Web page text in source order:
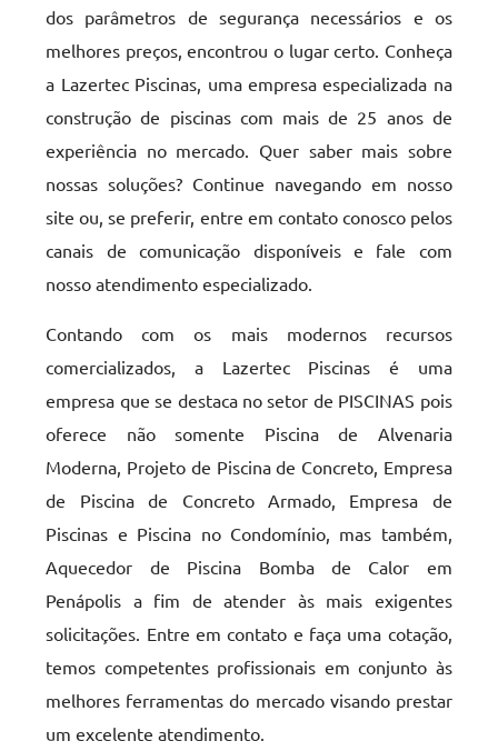
dos parâmetros de segurança necessários e os
melhores preços, encontrou o lugar certo. Conheça
a Lazertec Piscinas, uma empresa especializada na
construção de piscinas com mais de 25 anos de
experiência no mercado. Quer saber mais sobre
nossas soluções? Continue navegando em nosso
site ou, se preferir, entre em contato conosco pelos
canais de comunicação disponíveis e fale com
nosso atendimento especializado.
Contando com os mais modernos recursos
comercializados, a Lazertec Piscinas é uma
empresa que se destaca no setor de PISCINAS pois
oferece não somente Piscina de Alvenaria
Moderna, Projeto de Piscina de Concreto, Empresa
de Piscina de Concreto Armado, Empresa de
Piscinas e Piscina no Condomínio, mas também,
Aquecedor de Piscina Bomba de Calor em
Penápolis a fim de atender às mais exigentes
solicitações. Entre em contato e faça uma cotação,
temos competentes profissionais em conjunto às
melhores ferramentas do mercado visando prestar
um excelente atendimento.